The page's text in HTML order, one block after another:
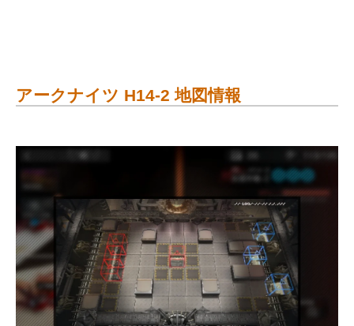
アークナイツ H14-2 地図情報